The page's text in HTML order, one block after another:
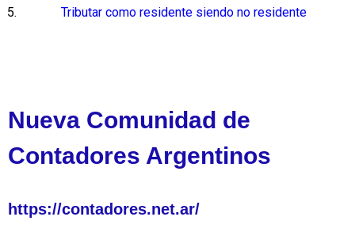
Tributar como residente siendo no residente
Nueva Comunidad de
Contadores Argentinos
https://contadores.net.ar/